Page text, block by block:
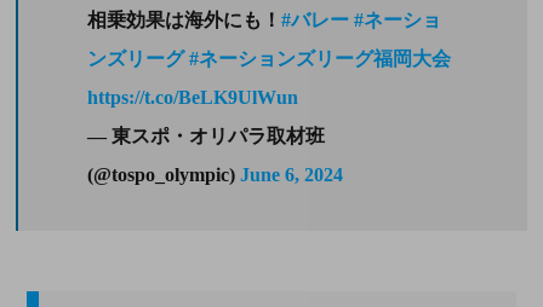
相乗効果は海外にも！ #バレー #ネーショ
ンズリーグ #ネーションズリーグ福岡大会
https://t.co/BeLK9UlWun
— 東スポ・オリパラ取材班
(@tospo_olympic) June 6, 2024